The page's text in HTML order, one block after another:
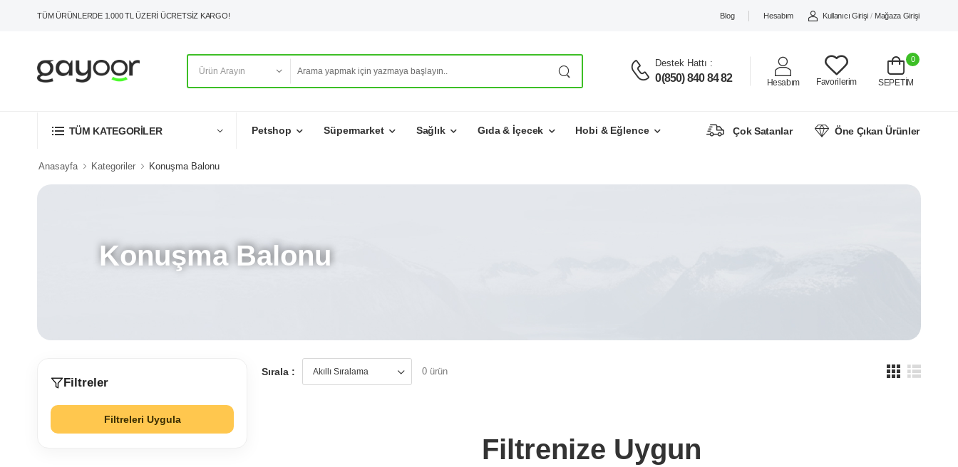
TÜM ÜRÜNLERDE 1.000 TL ÜZERİ ÜCRETSİZ KARGO! Blog Hesabım Kullanıcı Girişi / Mağaza Girişi
Destek Hattı :
0(850) 840 84 82 Hesabım Favorilerim
0
SEPETİM
TÜM KATEGORİLER Petshop Süpermarket Sağlık Gıda & İçecek Hobi & Eğlence Çok Satanlar Öne Çıkan Ürünler
Anasayfa Kategoriler Konuşma Balonu
Konuşma Balonu
Filtreler
Filtreleri Uygula
Sırala : 0 ürün
Filtrenize Uygun